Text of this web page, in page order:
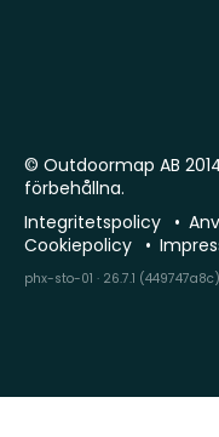
© Outdoormap AB
förbehållna.
Integritetspolicy
Cookiepolicy
phx-sto-01 · 26.7.1 (449747a8c)